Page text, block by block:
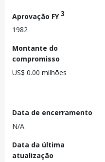
Aprovação FY3
1982
Montante do
compromisso
US$ 0.00 milhões
Data de encerramento
N/A
Data da última
atualização